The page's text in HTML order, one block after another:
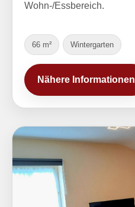
Wohn-/Essbereich.
66 m² Wintergarten
Nähere Informationen